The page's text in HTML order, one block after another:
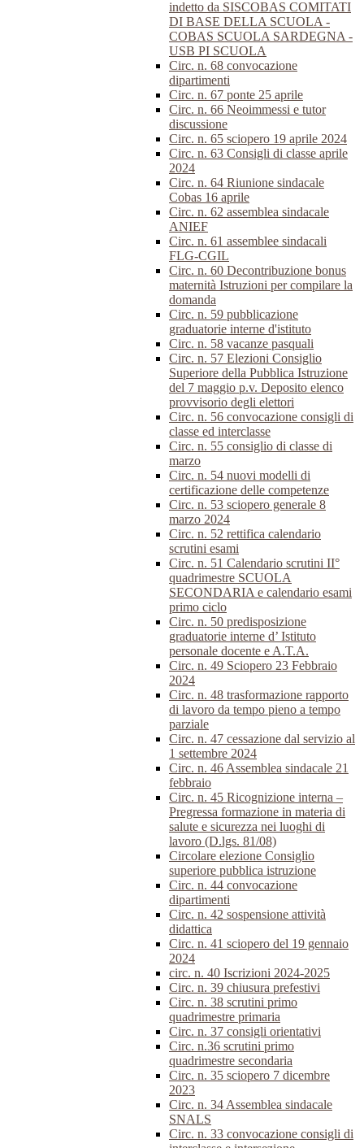
indetto da SISCOBAS COMITATI
DI BASE DELLA SCUOLA -
COBAS SCUOLA SARDEGNA -
USB PI SCUOLA
Circ. n. 68 convocazione
dipartimenti
Circ. n. 67 ponte 25 aprile
Circ. n. 66 Neoimmessi e tutor
discussione
Circ. n. 65 sciopero 19 aprile 2024
Circ. n. 63 Consigli di classe aprile
2024
Circ. n. 64 Riunione sindacale
Cobas 16 aprile
Circ. n. 62 assemblea sindacale
ANIEF
Circ. n. 61 assemblee sindacali
FLG-CGIL
Circ. n. 60 Decontribuzione bonus
maternità Istruzioni per compilare la
domanda
Circ. n. 59 pubblicazione
graduatorie interne d'istituto
Circ. n. 58 vacanze pasquali
Circ. n. 57 Elezioni Consiglio
Superiore della Pubblica Istruzione
del 7 maggio p.v. Deposito elenco
provvisorio degli elettori
Circ. n. 56 convocazione consigli di
classe ed interclasse
Circ. n. 55 consiglio di classe di
marzo
Circ. n. 54 nuovi modelli di
certificazione delle competenze
Circ. n. 53 sciopero generale 8
marzo 2024
Circ. n. 52 rettifica calendario
scrutini esami
Circ. n. 51 Calendario scrutini II°
quadrimestre SCUOLA
SECONDARIA e calendario esami
primo ciclo
Circ. n. 50 predisposizione
graduatorie interne d’ Istituto
personale docente e A.T.A.
Circ. n. 49 Sciopero 23 Febbraio
2024
Circ. n. 48 trasformazione rapporto
di lavoro da tempo pieno a tempo
parziale
Circ. n. 47 cessazione dal servizio al
1 settembre 2024
Circ. n. 46 Assemblea sindacale 21
febbraio
Circ. n. 45 Ricognizione interna –
Pregressa formazione in materia di
salute e sicurezza nei luoghi di
lavoro (D.lgs. 81/08)
Circolare elezione Consiglio
superiore pubblica istruzione
Circ. n. 44 convocazione
dipartimenti
Circ. n. 42 sospensione attività
didattica
Circ. n. 41 sciopero del 19 gennaio
2024
circ. n. 40 Iscrizioni 2024-2025
Circ. n. 39 chiusura prefestivi
Circ. n. 38 scrutini primo
quadrimestre primaria
Circ. n. 37 consigli orientativi
Circ. n.36 scrutini primo
quadrimestre secondaria
Circ. n. 35 sciopero 7 dicembre
2023
Circ. n. 34 Assemblea sindacale
SNALS
Circ. n. 33 convocazione consigli di